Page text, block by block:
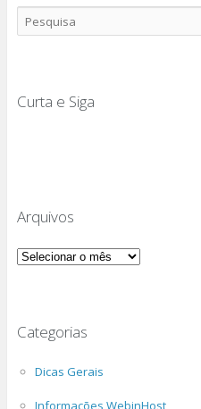
Curta e Siga
Arquivos
Arquivos
Categorias
Dicas Gerais
Informações WebinHost